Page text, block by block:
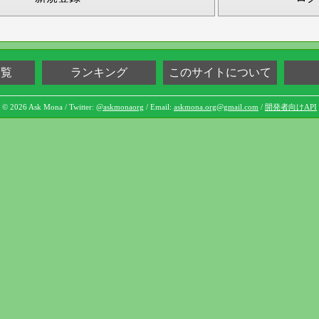
ランキング このサイトについて
© 2026 Ask Mona / Twitter: @askmonaorg / Email: askmona.org@gmail.com / 開発者向けAPI